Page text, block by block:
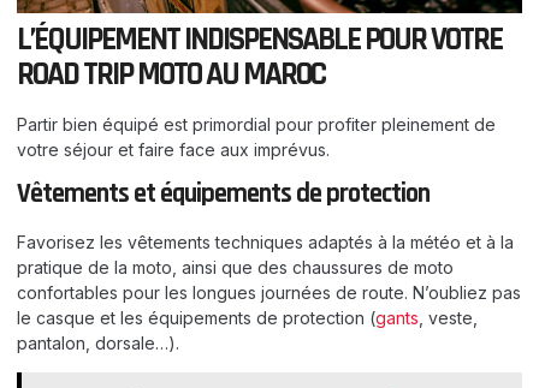
L’ÉQUIPEMENT INDISPENSABLE POUR VOTRE
ROAD TRIP MOTO AU MAROC
Partir bien équipé est primordial pour profiter pleinement de
votre séjour et faire face aux imprévus.
Vêtements et équipements de protection
Favorisez les vêtements techniques adaptés à la météo et à la
pratique de la moto, ainsi que des chaussures de moto
confortables pour les longues journées de route. N’oubliez pas
le casque et les équipements de protection (gants , veste,
pantalon, dorsale…).